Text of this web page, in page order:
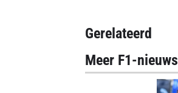
Gerelateerd
Meer F1-nieuws